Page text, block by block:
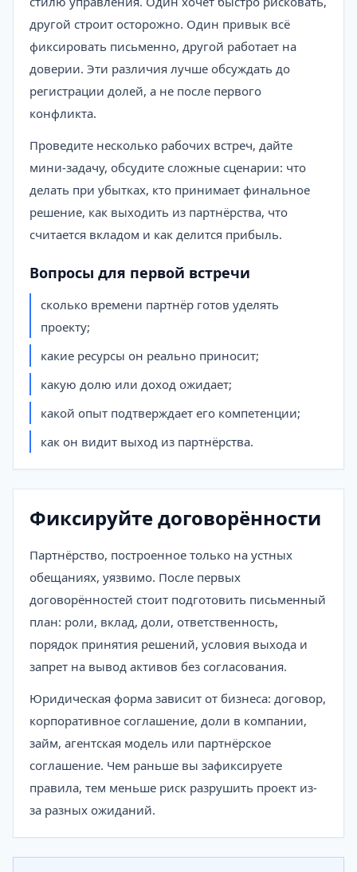
другой строит осторожно. Один привык всё
фиксировать письменно, другой работает на
доверии. Эти различия лучше обсуждать до
регистрации долей, а не после первого
конфликта.
Проведите несколько рабочих встреч, дайте
мини-задачу, обсудите сложные сценарии: что
делать при убытках, кто принимает финальное
решение, как выходить из партнёрства, что
считается вкладом и как делится прибыль.
Вопросы для первой встречи
сколько времени партнёр готов уделять
проекту;
какие ресурсы он реально приносит;
какую долю или доход ожидает;
какой опыт подтверждает его компетенции;
как он видит выход из партнёрства.
Фиксируйте договорённости
Партнёрство, построенное только на устных
обещаниях, уязвимо. После первых
договорённостей стоит подготовить письменный
план: роли, вклад, доли, ответственность,
порядок принятия решений, условия выхода и
запрет на вывод активов без согласования.
Юридическая форма зависит от бизнеса: договор,
корпоративное соглашение, доли в компании,
займ, агентская модель или партнёрское
соглашение. Чем раньше вы зафиксируете
правила, тем меньше риск разрушить проект из-
за разных ожиданий.